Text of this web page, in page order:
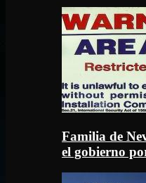
Familia de
el gobierno